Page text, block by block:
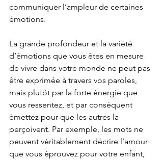
communiquer l’ampleur de certaines
émotions.
La grande profondeur et la variété
d’émotions que vous êtes en mesure
de vivre dans votre monde ne peut pas
être exprimée à travers vos paroles,
mais plutôt par la forte énergie que
vous ressentez, et par conséquent
émettez pour que les autres la
perçoivent. Par exemple, les mots ne
peuvent véritablement décrire l’amour
que vous éprouvez pour votre enfant,